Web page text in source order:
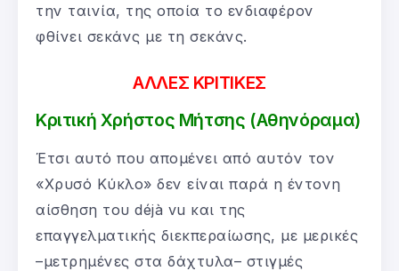
την ταινία, της οποία το ενδιαφέρον
φθίνει σεκάνς με τη σεκάνς.
ΑΛΛΕΣ ΚΡΙΤΙΚΕΣ
Κριτική Χρήστος Μήτσης (Αθηνόραμα)
Έτσι αυτό που απομένει από αυτόν τον
«Χρυσό Κύκλο» δεν είναι παρά η έντονη
αίσθηση του déjà vu και της
επαγγελματικής διεκπεραίωσης, με μερικές
–μετρημένες στα δάχτυλα– στιγμές